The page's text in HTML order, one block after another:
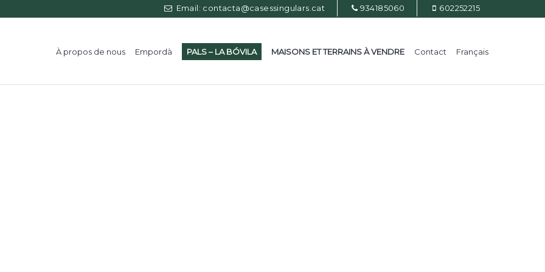
Email: contacta@casessingulars.cat 934185060 602252215
À propos de nous Empordà PALS – LA BÓVILA MAISONS ET TERRAINS À VENDRE Contact Français